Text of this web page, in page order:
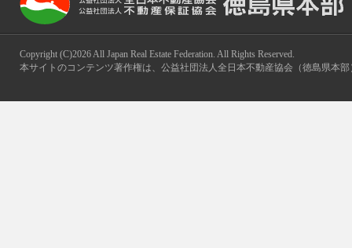
Copyright (C)2026 All Japan Real Estate Federation. All Rights Reserved.
本サイトのコンテンツ著作権は、公益社団法人全日本不動産協会（徳島県本